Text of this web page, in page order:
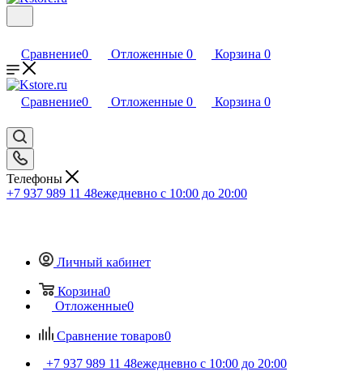
Сравнение0 Отложенные 0 Корзина 0
Сравнение0 Отложенные 0 Корзина 0
Телефоны
+7 937 989 11 48ежедневно с 10:00 до 20:00
Личный кабинет
Корзина0
Отложенные0
Сравнение товаров0
+7 937 989 11 48ежедневно с 10:00 до 20:00